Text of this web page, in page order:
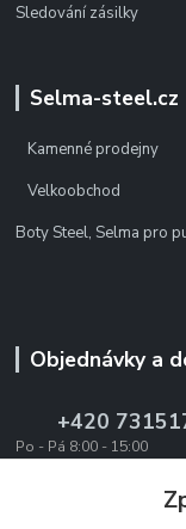
Sledování zásilky
Selma-steel.cz
Kamenné prodejny
Velkoobchod
Boty Steel, Selma pro
Objednávky a
+420
Po - Pá 8:00 - 15:00
office@texevo.cz